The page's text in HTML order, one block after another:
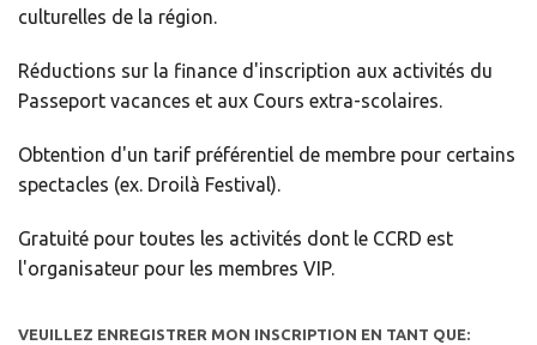
culturelles de la région.
Réductions sur la finance d'inscription aux activités du
Passeport vacances et aux Cours extra-scolaires.
Obtention d'un tarif préférentiel de membre pour certains
spectacles (ex. Droilà Festival).
Gratuité pour toutes les activités dont le CCRD est
l'organisateur pour les membres VIP.
VEUILLEZ ENREGISTRER MON INSCRIPTION EN TANT QUE: